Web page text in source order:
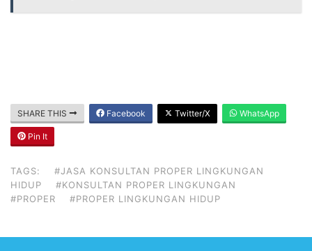
SHARE THIS Facebook Twitter/X WhatsApp
Pin It
TAGS:
#JASA KONSULTAN PROPER LINGKUNGAN
HIDUP
#KONSULTAN PROPER LINGKUNGAN
#PROPER
#PROPER LINGKUNGAN HIDUP